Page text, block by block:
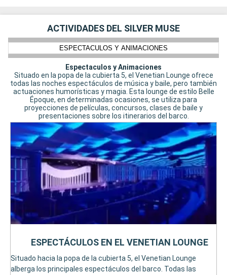
ACTIVIDADES DEL SILVER MUSE
ESPECTACULOS Y ANIMACIONES
Espectaculos y Animaciones
Situado en la popa de la cubierta 5, el Venetian Lounge ofrece
todas las noches espectáculos de música y baile, pero también
actuaciones humorísticas y magia. Esta lounge de estilo Belle
Époque, en determinadas ocasiones, se utiliza para
proyecciones de películas, concursos, clases de baile y
presentaciones sobre los itinerarios del barco.
Situado hacia la popa de la cubierta 5, el Venetian Lounge
alberga los principales espectáculos del barco. Todas las
ESPECTÁCULOS EN EL VENETIAN LOUNGE